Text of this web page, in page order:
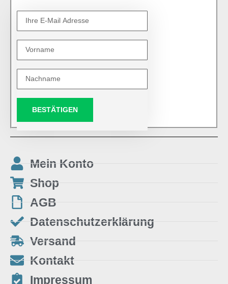
BESTÄTIGEN
Mein Konto
Shop
AGB
Datenschutzerklärung
Versand
Kontakt
Impressum